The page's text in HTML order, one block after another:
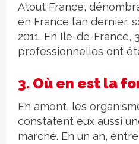
Atout France,
en France l’an dernier,
2011. En Ile-de-France,
professionnelles ont
3. Où en est la
En amont, les
constatent eux aussi
marché. En un an,